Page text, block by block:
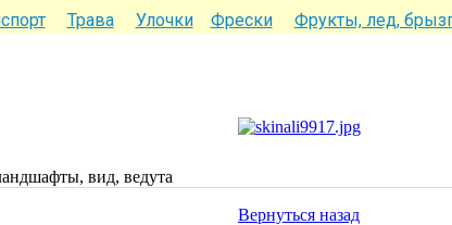
Трава Улочки Фрески Фрукты, лед,
вид, ведута
Вернуться назад